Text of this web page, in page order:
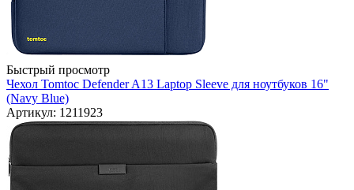
Быстрый просмотр
Чехол Tomtoc Defender A13 Laptop Sleeve для ноутбуков 16"
(Navy Blue)
Артикул: 1211923